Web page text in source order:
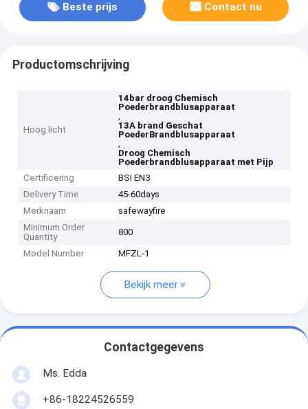
Beste prijs Contact nu
Productomschrijving
Hoog licht
14bar droog Chemisch
Poederbrandblusapparaat
,
13A brand Geschat
PoederBrandblusapparaat
,
Droog Chemisch
Poederbrandblusapparaat met Pijp
Certificering
BSI EN3
Delivery Time
45-60days
Merknaam
safewayfire
Minimum Order
Quantity
800
Model Number MFZL-1
Bekijk meer
Contactgegevens
Ms. Edda
+86-18224526559